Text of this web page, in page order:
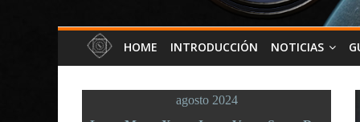
HOME INTRODUCCIÓN NOTICIAS
agosto 2024